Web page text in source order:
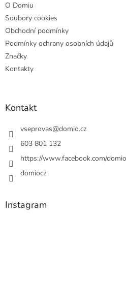
O Domiu
Soubory cookies
Obchodní podmínky
Podmínky ochrany osobních údajů
Značky
Kontakty
Kontakt
vseprovas@domio.cz
603 801 132
https://www.facebook.com/
domiocz
Instagram